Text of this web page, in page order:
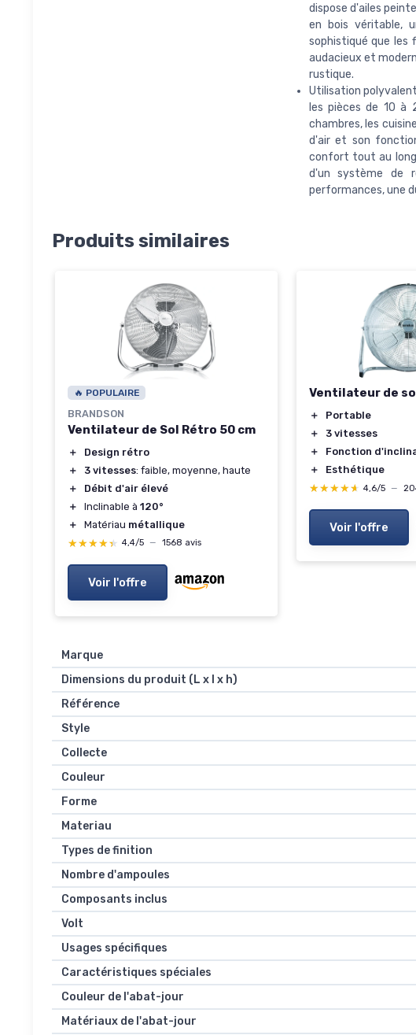
dispose d'ailes
en bois véritable,
sophistiqué que les
audacieux et
rustique.
Utilisation
les pièces de 10 à
chambres, les
d'air et son
confort tout au long
d'un système de
performances, une
Produits similaires
🔥 POPULAIRE
BRANDSON
Ventilateur de Sol Rétro 50 cm
＋
Design rétro
＋
3 vitesses: faible, moyenne, haute
＋
Débit d'air élevé
＋
Inclinable à 120°
＋
Matériau métallique
★★★★★
★★★★★ 4,4/5 — 1568 avis
Voir l'offre
Ventilateur de
＋
Portable
＋
3 vitesses
＋
Fonction
＋
Esthétique
★★★★★
★★★★★ 4,6/5 —
Voir l'offre
Marque
Dimensions du produit (L x l x h)
Référence
Style
Collecte
Couleur
Forme
Materiau
Types de finition
Nombre d'ampoules
Composants inclus
Volt
Usages spécifiques
Caractéristiques spéciales
Couleur de l'abat-jour
Matériaux de l'abat-jour